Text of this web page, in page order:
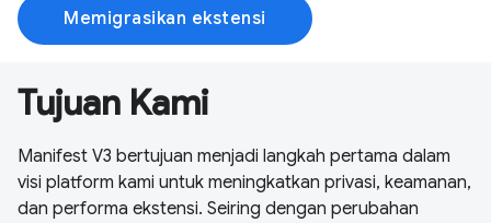
Memigrasikan ekstensi
Tujuan Kami
Manifest V3 bertujuan menjadi langkah pertama dalam
visi platform kami untuk meningkatkan privasi, keamanan,
dan performa ekstensi. Seiring dengan perubahan